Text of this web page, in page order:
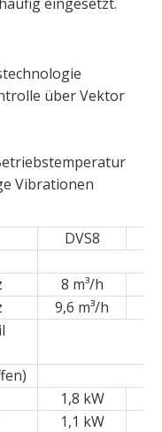
über Vektor
Vibrationen
DVS8
8 m³/h
9,6 m³/h
1,8 kW
1,1 kW